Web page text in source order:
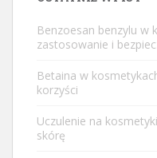
Benzoesan benzylu w
zastosowanie i
Betaina w
korzyści
Uczulenie na
skórę